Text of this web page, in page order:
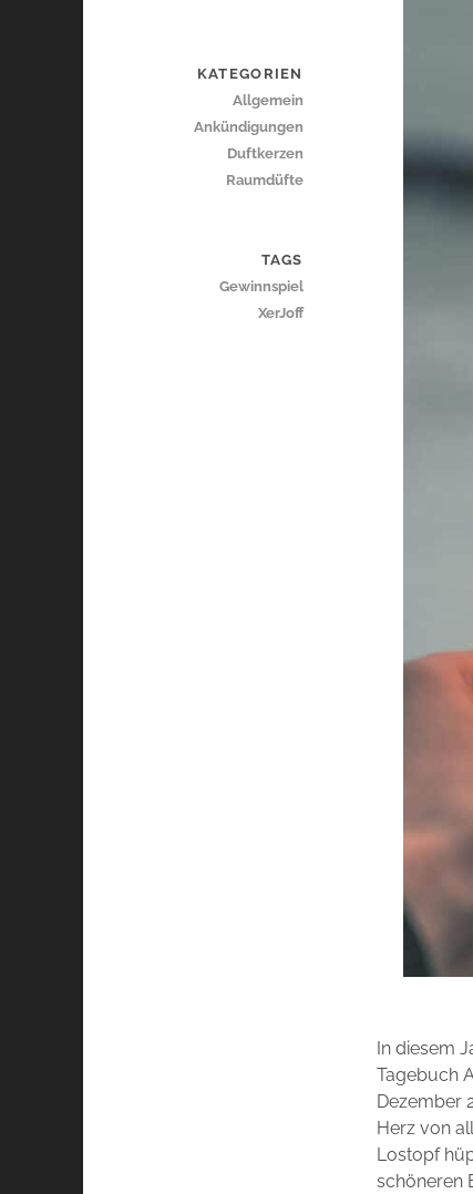
In diesem
Tagebuch
Dezember
Herz von
Lostopf
schöneren
KATEGORIEN
Allgemein
Ankündigungen
Duftkerzen
Raumdüfte
TAGS
Gewinnspiel
XerJoff